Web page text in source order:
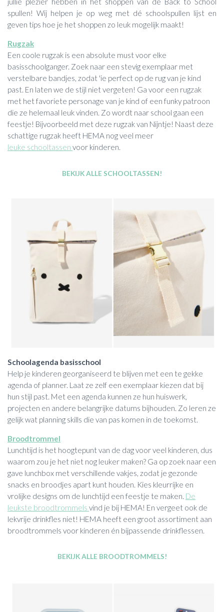
spullen! Wij helpen je op weg met dé schoolspullen lijst en
geven tips hoe je het shoppen zo leuk mogelijk maakt!
Rugzak
Een coole rugzak is een absolute must voor elke
basisschoolganger. Zoek naar een stevig exemplaar met
verstelbare bandjes, zodat 'ie perfect op de rug van je kind
past. En laten we de stijl niet vergeten! Ga voor een rugzak
met het favoriete personage van je kind of een funky patroon
die ze helemaal leuk vinden. Zo wordt naar school gaan een
feestje! Bijvoorbeeld met deze rugzak van Nijntje! Naast deze
schattige rugzak heeft HEMA nog veel meer
leuke schooltassen voor kinderen.
BEKIJK ALLE SCHOOLTASSEN!
Schoolagenda basisschool
Help je kinderen georganiseerd te blijven met een te gekke
agenda of planner. Laat ze zelf een exemplaar kiezen dat bij
hun stijl past. Met een agenda kunnen ze hun huiswerk,
projecten en andere belangrijke datums bijhouden. Zo leren ze
gelijk wat planning skills die van pas komen in de toekomst.
Broodtrommel
Lunchtijd is het hoogtepunt van de dag voor veel kinderen, dus
waarom zou je het niet nog leuker maken? Ga op zoek naar een
gave lunchbox met verschillende vakjes, zodat je gezonde
snacks en broodjes apart kunt houden. Kies kleurrijke en
vrolijke designs om de lunchtijd een feestje te maken. De
leukste broodtrommels vind je bij HEMA! En vergeet ook de
lekvrije drinkfles niet! HEMA heeft een groot assortiment aan
broodtrommels voor kinderen én bijpassende drinkflessen.
BEKIJK ALLE BROODTROMMELS!